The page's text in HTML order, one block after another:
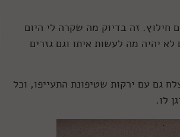
חילוץ. זה בדיוק מה שקרה לי היום
יהיה מה לעשות איתו וגם גזרים
גם עם ירקות שטיפונת התעייפו, וכל